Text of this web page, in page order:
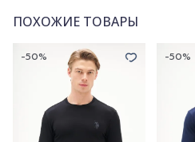
ПОХОЖИЕ ТОВАРЫ
-50% -50%